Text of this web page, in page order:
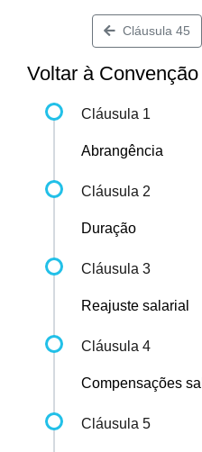
Cláusula 45
Voltar à Convenção
Cláusula 1
Abrangência
Cláusula 2
Duração
Cláusula 3
Reajuste salarial
Cláusula 4
Compensações
Cláusula 5